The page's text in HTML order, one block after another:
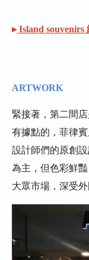
▸Island souvenirs
ARTWORK
緊接著，第二間
有據點的，菲律
設計師們的原創設
為主，但色彩鮮
大眾市場，深受